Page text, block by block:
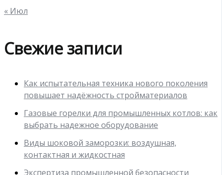
« Июл
Свежие записи
Как испытательная техника нового поколения
повышает надёжность стройматериалов
Газовые горелки для промышленных котлов: как
выбрать надежное оборудование
Виды шоковой заморозки: воздушная,
контактная и жидкостная
Экспертиза промышленной безопасности